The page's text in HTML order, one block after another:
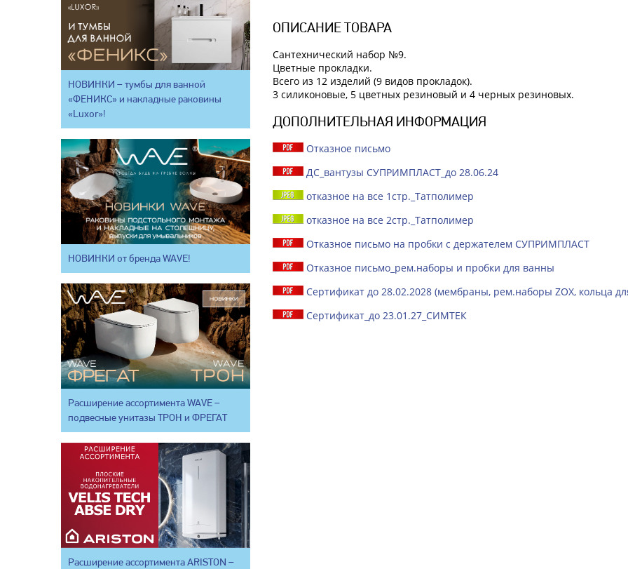
ОПИСАНИЕ ТОВАРА
Сантехнический набор №9.
Цветные прокладки.
Всего из 12 изделий (9 видов прокладок).
3 силиконовые, 5 цветных резиновый и 4 черных резиновых.
ДОПОЛНИТЕЛЬНАЯ ИНФОРМАЦИЯ
Отказное письмо
ДС_вантузы СУПРИМПЛАСТ_до 28.06.24
отказное на все 1стр._Татполимер
отказное на все 2стр._Татполимер
Отказное письмо на пробки с держателем СУПРИМПЛАСТ
Отказное письмо_рем.наборы и пробки для ванны
Сертификат до 28.02.2028 (мембраны, рем.наборы ZOX, кольца
Сертификат_до 23.01.27_СИМТЕК
НОВИНКИ – тумбы для ванной
«ФЕНИКС» и накладные раковины
«Luxor»!
НОВИНКИ от бренда WAVE!
Расширение ассортимента WAVE –
подвесные унитазы ТРОН и ФРЕГАТ
Расширение ассортимента ARISTON –